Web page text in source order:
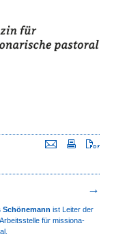
Seite versenden
Seite drucken
Schönemann ist Leiter der
für missio­na­